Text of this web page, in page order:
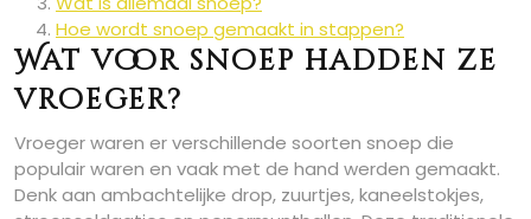
Hoe wordt snoep gemaakt in stappen?
Wat voor snoep hadden ze
vroeger?
Vroeger waren er verschillende soorten snoep die
populair waren en vaak met de hand werden gemaakt.
Denk aan ambachtelijke drop, zuurtjes, kaneelstokjes,